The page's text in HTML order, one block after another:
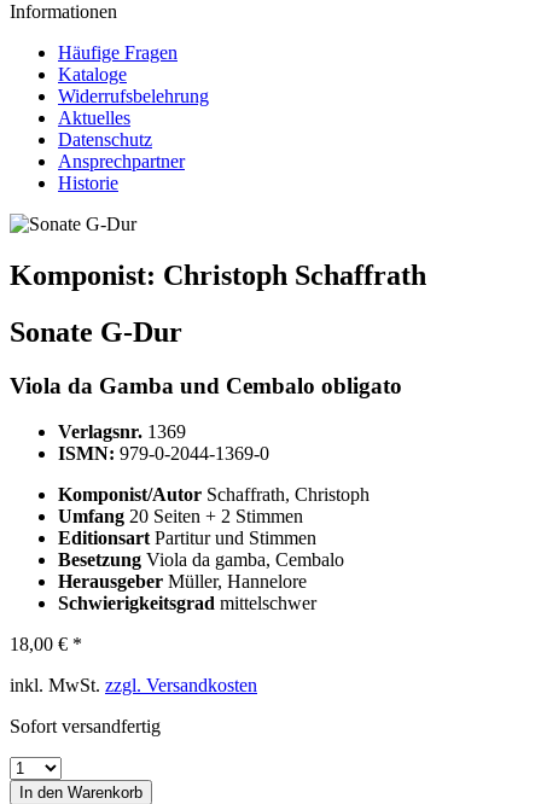
Informationen
Häufige Fragen
Kataloge
Widerrufsbelehrung
Aktuelles
Datenschutz
Ansprechpartner
Historie
Komponist: Christoph Schaffrath
Sonate G-Dur
Viola da Gamba und Cembalo obligato
Verlagsnr. 1369
ISMN: 979-0-2044-1369-0
Komponist/Autor Schaffrath, Christoph
Umfang 20 Seiten + 2 Stimmen
EditionsartPartitur und Stimmen
Besetzung Viola da gamba, Cembalo
Herausgeber Müller, Hannelore
Schwierigkeitsgrad mittelschwer
18,00 € *
inkl. MwSt. zzgl. Versandkosten
Sofort versandfertig
In den Warenkorb